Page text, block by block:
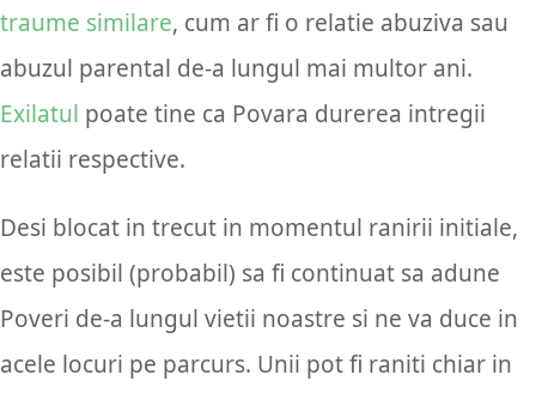
traume similare, cum ar fi o relatie abuziva sau
abuzul parental de-a lungul mai multor ani.
Exilatul poate tine ca Povara durerea intregii
relatii respective.
Desi blocat in trecut in momentul ranirii initiale,
este posibil (probabil) sa fi continuat sa adune
Poveri de-a lungul vietii noastre si ne va duce in
acele locuri pe parcurs. Unii pot fi raniti chiar in